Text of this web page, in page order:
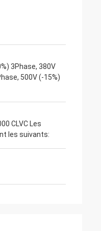
3Phase, 380V
500V (-15%)
CLVC Les
les suivants: